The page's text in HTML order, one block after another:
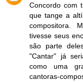
Concordo com
que tange a
compositora.
tivesse seus
são parte
"Cantar" já
como uma
cantoras-